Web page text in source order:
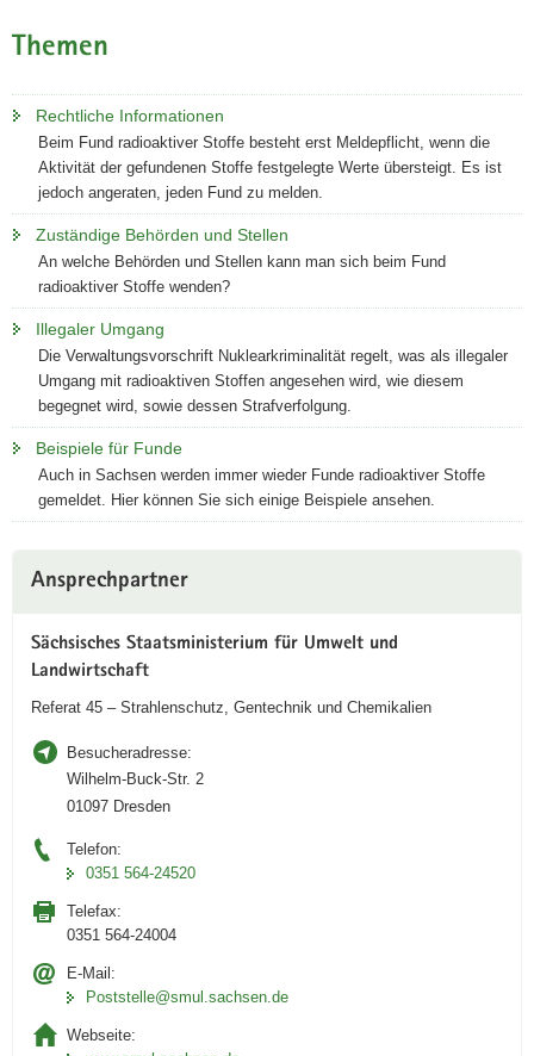
Themen
Rechtliche Informationen
Beim Fund radioaktiver Stoffe besteht erst Meldepflicht, wenn die
Aktivität der gefundenen Stoffe festgelegte Werte übersteigt. Es ist
jedoch angeraten, jeden Fund zu melden.
Zuständige Behörden und Stellen
An welche Behörden und Stellen kann man sich beim Fund
radioaktiver Stoffe wenden?
Illegaler Umgang
Die Verwaltungsvorschrift Nuklearkriminalität regelt, was als illegaler
Umgang mit radioaktiven Stoffen angesehen wird, wie diesem
begegnet wird, sowie dessen Strafverfolgung.
Beispiele für Funde
Auch in Sachsen werden immer wieder Funde radioaktiver Stoffe
gemeldet. Hier können Sie sich einige Beispiele ansehen.
Information
Ansprechpartner
Sächsisches Staatsministerium für Umwelt und
Landwirtschaft
Referat 45 – Strahlenschutz, Gentechnik und Chemikalien
Besucheradresse:
Wilhelm-Buck-Str. 2
01097 Dresden
Telefon:
0351 564-24520
Telefax:
0351 564-24004
E-Mail:
Poststelle@smul.sachsen.de
Webseite: